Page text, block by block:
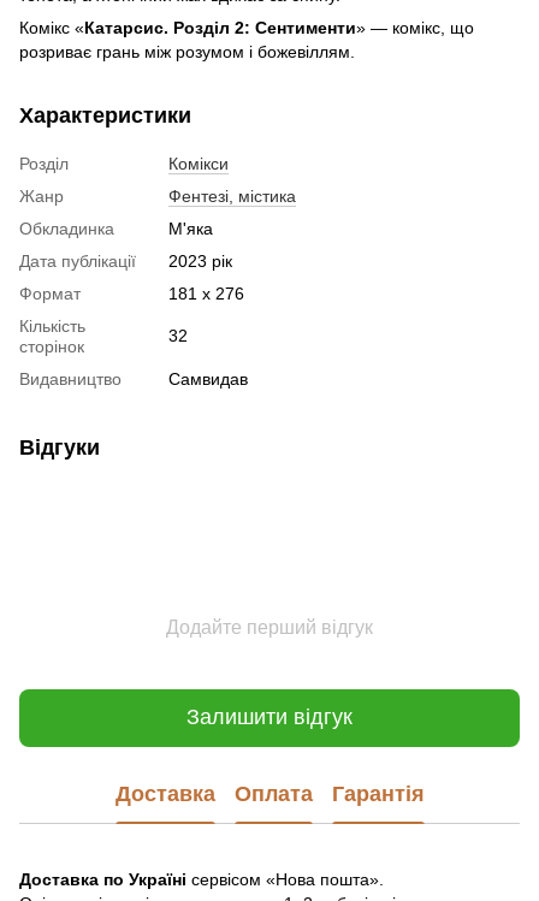
Комікс «Катарсис. Розділ 2: Сентименти» — комікс, що
розриває грань між розумом і божевіллям.
Характеристики
Розділ
Комікси
Жанр
Фентезі, містика
Обкладинка
М'яка
Дата публікації
2023 рік
Формат
181 х 276
Кількість
сторінок
32
Видавництво Самвидав
Відгуки
Додайте перший відгук
Залишити відгук
Доставка Оплата Гарантія
Доставка по Україні сервісом «Нова пошта».